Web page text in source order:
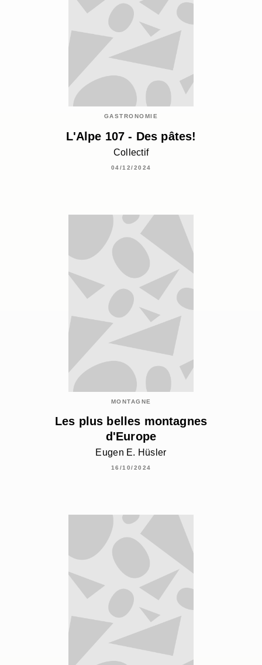
GASTRONOMIE
L'Alpe 107 - Des pâtes!
Collectif
04/12/2024
MONTAGNE
Les plus belles montagnes
d'Europe
Eugen E. Hüsler
16/10/2024